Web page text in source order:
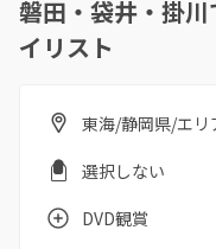
磐田・袋井・掛
イリスト
東海/静岡県/エリ
選択しない
DVD観賞